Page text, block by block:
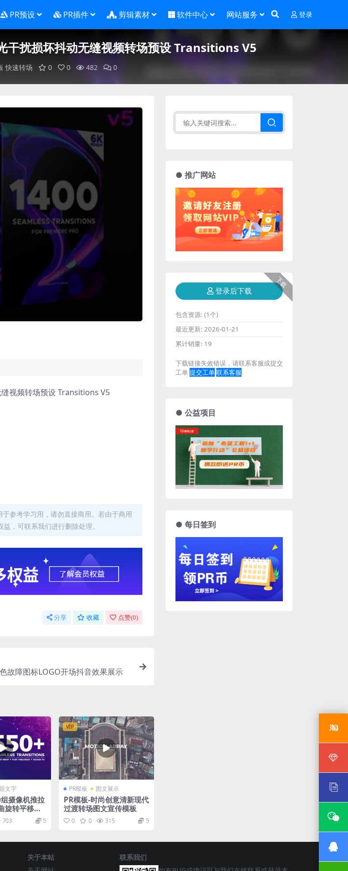
PR预设 PR插件 剪辑素材 软件中心 网站服务 登录
干扰损坏抖动无缝视频转场预设 Transitions V5
快速转场 0 0 482 0
视频转场预设 Transitions V5
参考学习用，请勿直接商用。若由于商用
，可联系我们进行删除处理。
分享 收藏 点赞(0)
故障图标LOGO开场抖音效果展示
文字
摄像机推拉
旋转平移文
视频转
703 5
VIP
PR模板 图文展示
PR模板-时尚创意清新现代
过渡转场图文宣传模板
0 0 315 5
● 推广网站
下载
登录后下载
包含资源: (1个)
最近更新: 2026-01-21
累计销量: 19
下载链接失效错误，请联系客服或提交
工单提交工单联系客服
● 公益项目
● 每日签到
关于本站
联系我们